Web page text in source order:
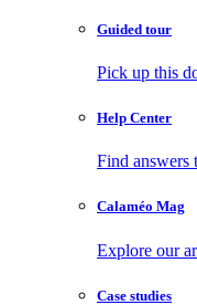
Guided tour
Pick up this
Help Center
Find answers
Calaméo Mag
Explore our
Case studies